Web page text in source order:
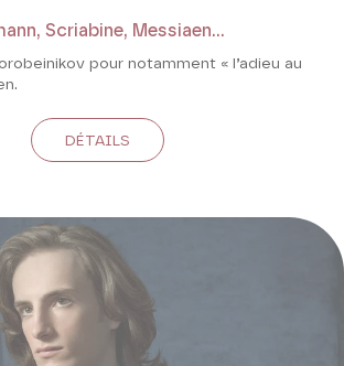
Scriabine, Messiaen...
pour notamment « l’adieu au
DÉTAILS